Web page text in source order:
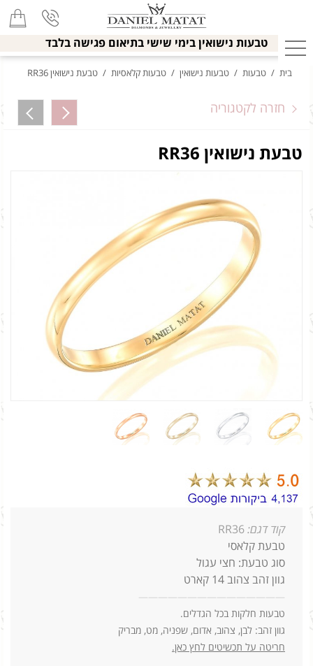
טבעות נישואין בימי שישי בתיאום פגישה בלבד
בית / טבעות / טבעות נישואין / טבעות קלאסיות / טבעת נישואין RR36
חזרה לקטגוריה
טבעת נישואין RR36
קוד דגם: RR36
טבעת קלאסי
סוג טבעת: חצי עגול
גוון זהב צהוב 14 קארט
—
—
—
—
—
—
—
—
—
—
—
—
—
—
—
טבעות חלקות בכל הגדלים.
גוון זהב: לבן, צהוב, אדום, שפניה, מט, מבריק
חריטה על תכשיטים לחץ כאן.